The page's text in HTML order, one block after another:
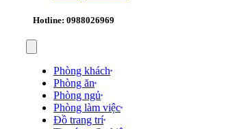
Hotline: 0988026969
Phòng khách
Phòng ăn
Phòng ngủ
Phòng làm việc
Đồ trang trí